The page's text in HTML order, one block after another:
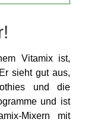
Vitamix ist,
sieht gut aus,
und die
und ist
Mixern mit